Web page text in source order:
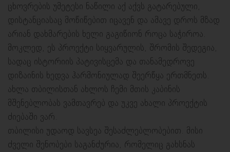
ცხოვრების უმეტესი ნაწილი აქ აქვს გატარებული,
დისტანციასაც მოწიწებით იცავენ და ამავე დროს მზად
არიან დახმარების ხელი გაგიწიონ როცა საჭიროა.
მოკლედ, ეს პროექტი სიყვარულის, შრომის შედეგია,
სადაც ისტორიის პატივისცემა და თანამედროვე
დიზაინის ხედვა ჰარმონიულად შეერწყა ერთმნეთს.
ახლა თბილისთან ახლოს ჩემი მთის კაბინის
მშენებლობას ვამთავრებ და უკვე ახალი პროექტის
ძიებაში ვარ.
თბილისი უდაოდ სავსეა შესაძლებლობებით. მისი
ძველი შენობები საგანძურია, რომელიც გახსნას